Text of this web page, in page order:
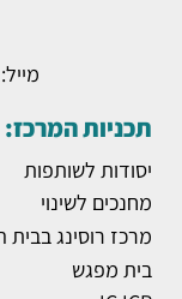
מייל:
תכניות המרכז:
יסודות לשותפות
מחנכים לשינוי
מרכז רוסינג בבית
בית מפגש